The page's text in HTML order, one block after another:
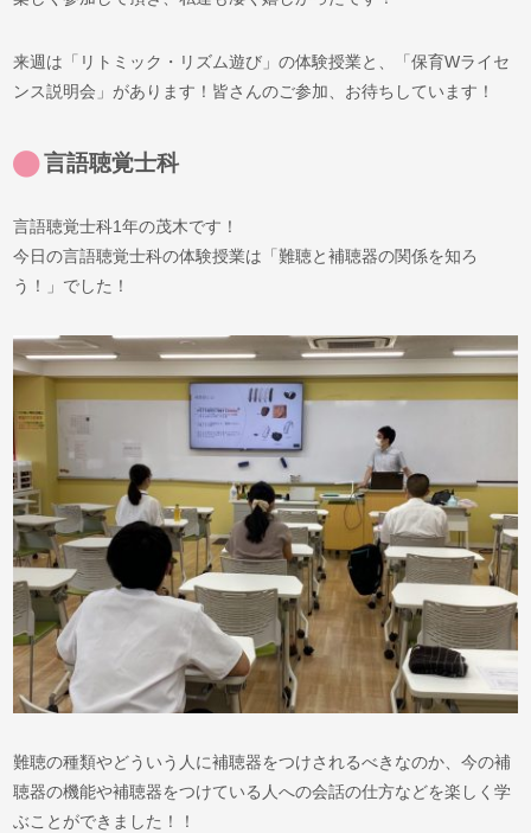
来週は「リトミック・リズム遊び」の体験授業と、「保育Wライセ
ンス説明会」があります！皆さんのご参加、お待ちしています！
言語聴覚士科
言語聴覚士科1年の茂木です！
今日の言語聴覚士科の体験授業は「難聴と補聴器の関係を知ろ
う！」でした！
難聴の種類やどういう人に補聴器をつけされるべきなのか、今の補
聴器の機能や補聴器をつけている人への会話の仕方などを楽しく学
ぶことができました！！